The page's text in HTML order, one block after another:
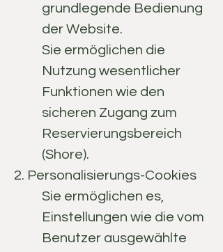
grundlegende Bedienung
der Website.
Sie ermöglichen die
Nutzung wesentlicher
Funktionen wie den
sicheren Zugang zum
Reservierungsbereich
(Shore).
2. Personalisierungs-Cookies
Sie ermöglichen es,
Einstellungen wie die vom
Benutzer ausgewählte